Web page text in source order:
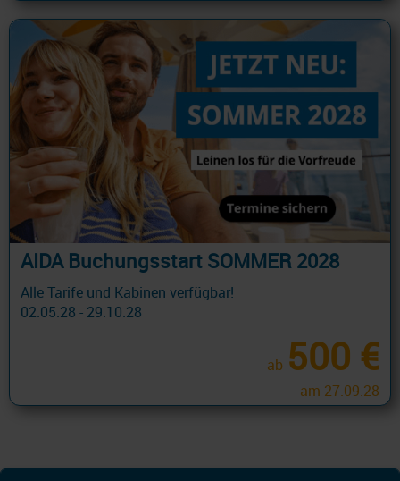
AIDA Buchungsstart SOMMER 2028
Alle Tarife und Kabinen verfügbar!
02.05.28 - 29.10.28
ab 500 €
am 27.09.28